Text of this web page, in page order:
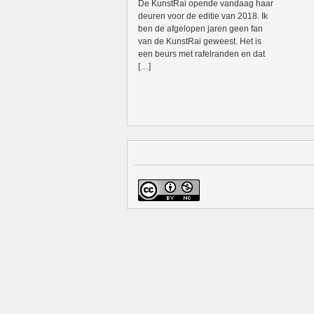
De KunstRai opende vandaag haar
deuren voor de editie van 2018. Ik
ben de afgelopen jaren geen fan
van de KunstRai geweest. Het is
een beurs met rafelranden en dat
[…]